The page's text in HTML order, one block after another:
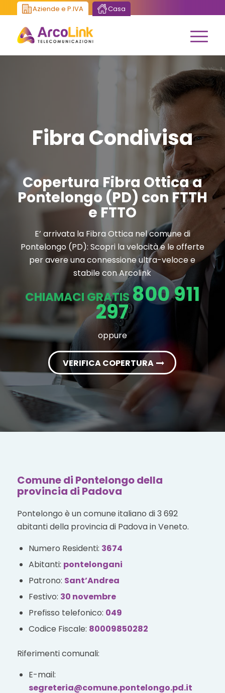
Aziende e P.IVA Casa
Fibra Condivisa
Copertura Fibra Ottica a
Pontelongo (PD) con FTTH
e FTTO
E’ arrivata la Fibra Ottica nel comune di
Pontelongo (PD): Scopri la velocità e le offerte
per avere una connessione ultra-veloce e
stabile con Arcolink
CHIAMACI GRATIS800 911
297
oppure
VERIFICA COPERTURA
Comune di Pontelongo della
provincia di Padova
Pontelongo è un comune italiano di 3 692
abitanti della provincia di Padova in Veneto.
Numero Residenti: 3674
Abitanti: pontelongani
Patrono: Sant’Andrea
Festivo: 30 novembre
Prefisso telefonico: 049
Codice Fiscale: 80009850282
Riferimenti comunali:
E-mail:
segreteria@comune.pontelongo.pd.it